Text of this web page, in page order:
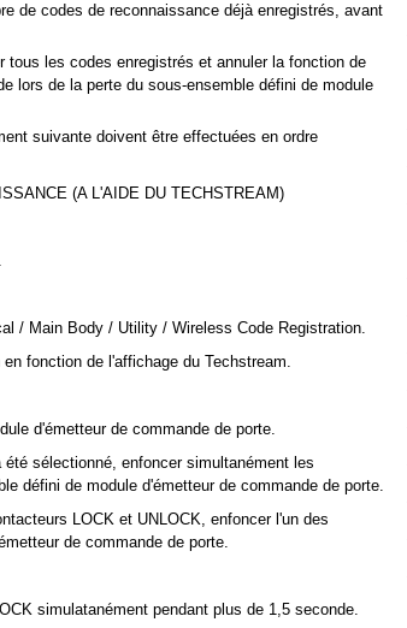
de codes de reconnaissance déjà enregistrés, avant
tous les codes enregistrés et annuler la fonction de
lors de la perte du sous-ensemble défini de module
suivante doivent être effectuées en ordre
(A L'AIDE DU TECHSTREAM)
/ Main Body / Utility / Wireless Code Registration.
fonction de l'affichage du Techstream.
d'émetteur de commande de porte.
sélectionné, enfoncer simultanément les
défini de module d'émetteur de commande de porte.
LOCK et UNLOCK, enfoncer l'un des
de commande de porte.
simulatanément pendant plus de 1,5 seconde.